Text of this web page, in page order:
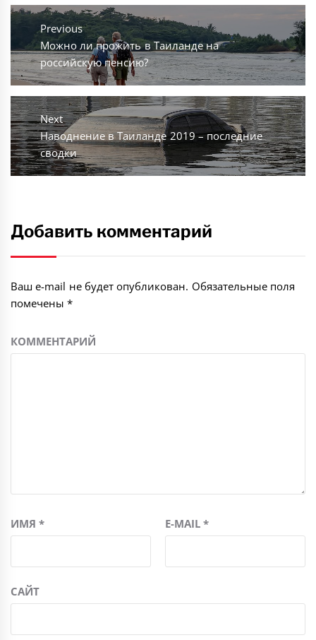
Навигация
по
записям
Previous
Previous
post:
Можно ли прожить в Таиланде на
российскую пенсию?
Next
Next
post:
Наводнение в Таиланде 2019 – последние
сводки
Добавить комментарий
Ваш e-mail не будет опубликован. Обязательные поля
помечены*
КОММЕНТАРИЙ
ИМЯ* E-MAIL*
САЙТ